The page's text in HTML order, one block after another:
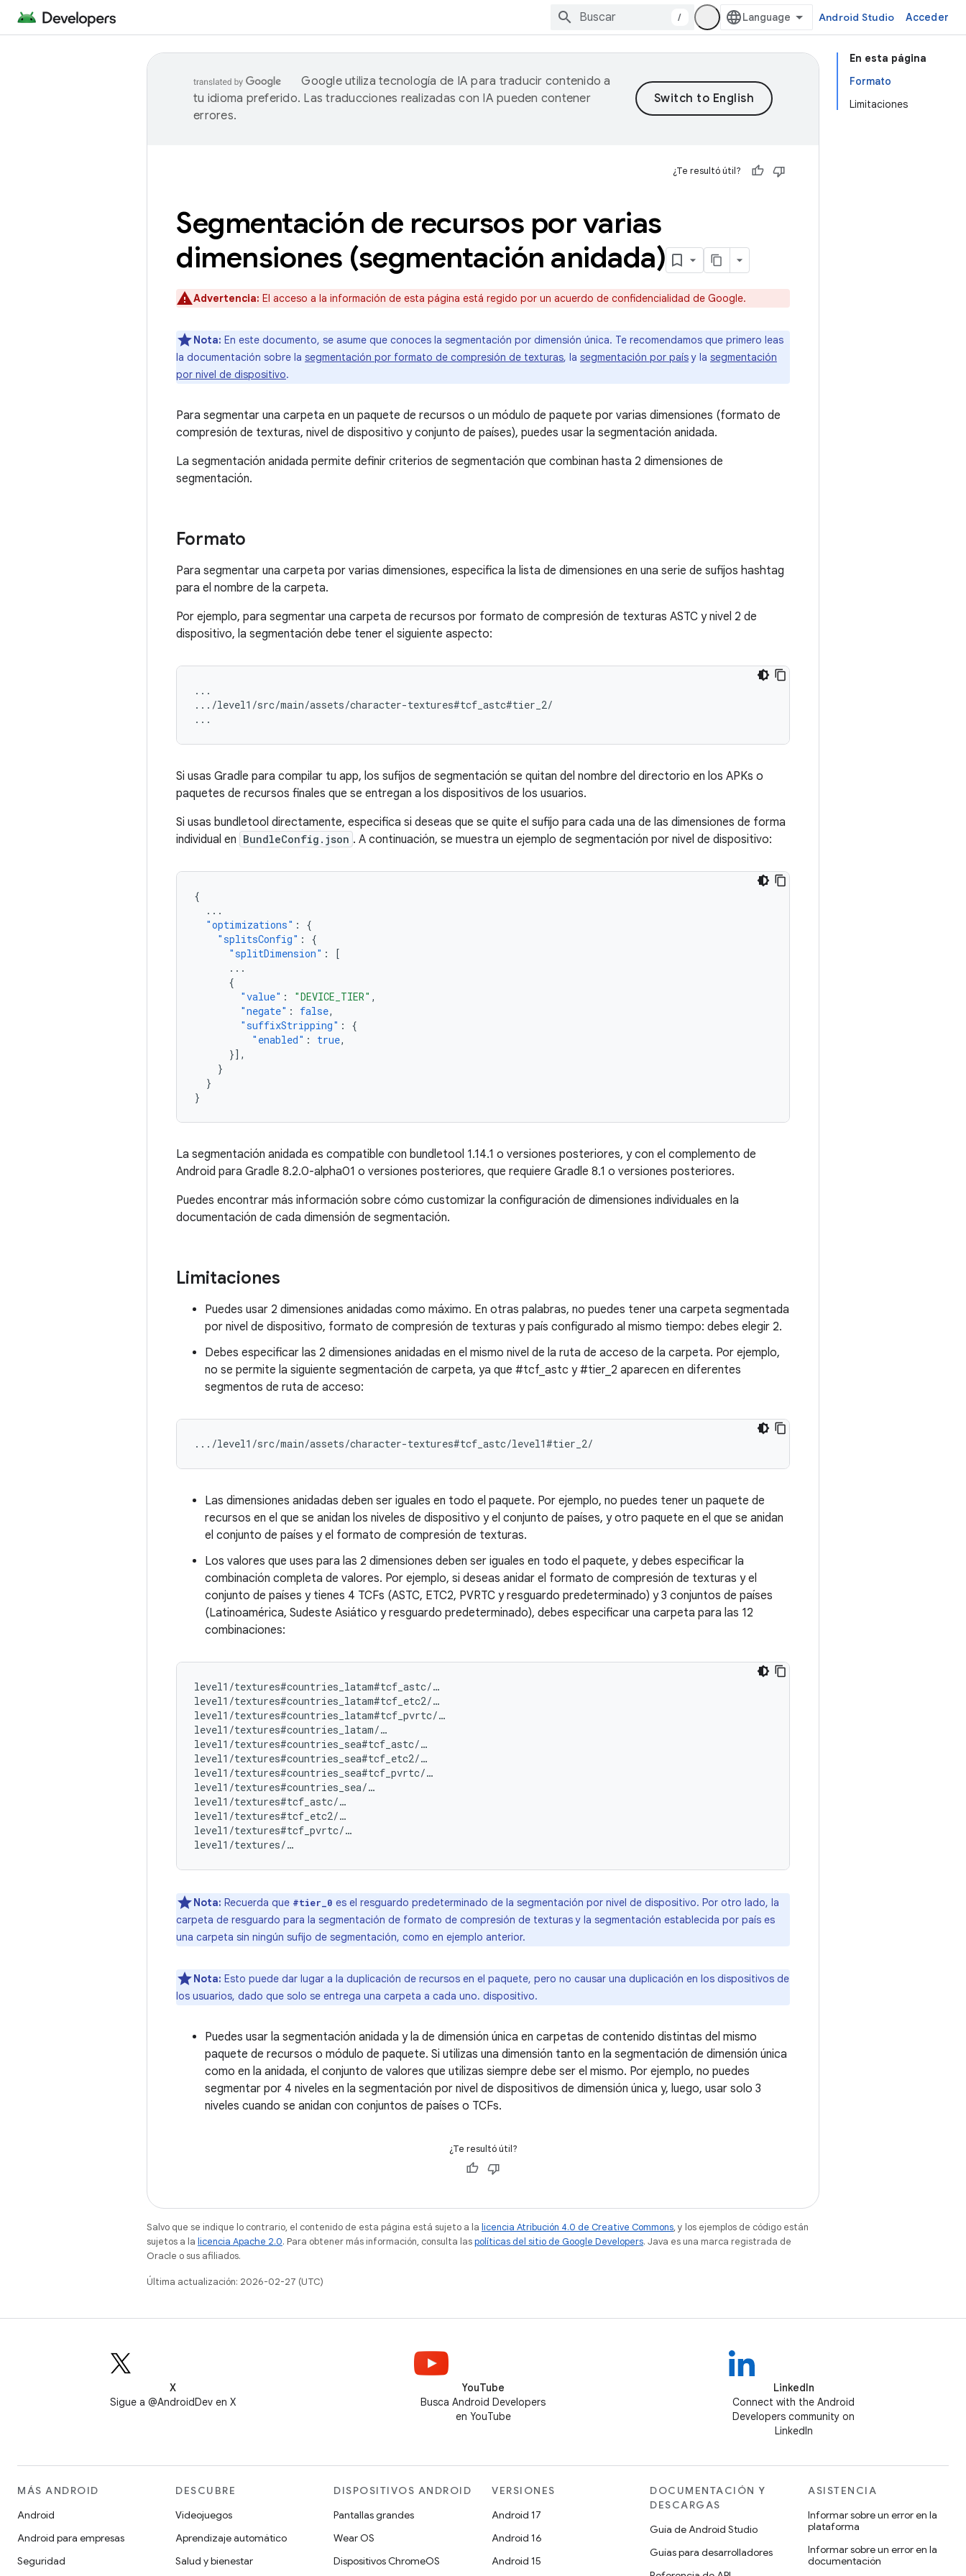
/ Android Studio Acceder
En esta página
Formato
Limitaciones
Google utiliza tecnología de IA para traducir contenido a
tu idioma preferido. Las traducciones realizadas con IA pueden contener
errores.
¿Te resultó útil?
Segmentación de recursos por varias
dimensiones (segmentación anidada)
Advertencia: El acceso a la información de esta página está regido por un acuerdo de confidencialidad de Google.
Nota: En este documento, se asume que conoces la segmentación por dimensión única. Te recomendamos que primero leas
la documentación sobre la segmentación por formato de compresión de texturas, la segmentación por paísy la segmentación
por nivel de dispositivo.
Para segmentar una carpeta en un paquete de recursos o un módulo de paquete por varias dimensiones (formato de
compresión de texturas, nivel de dispositivo y conjunto de países), puedes usar la segmentación anidada.
La segmentación anidada permite definir criterios de segmentación que combinan hasta 2 dimensiones de
segmentación.
Formato
Para segmentar una carpeta por varias dimensiones, especifica la lista de dimensiones en una serie de sufijos hashtag
para el nombre de la carpeta.
Por ejemplo, para segmentar una carpeta de recursos por formato de compresión de texturas ASTC y nivel 2 de
dispositivo, la segmentación debe tener el siguiente aspecto:
...
.../level1/src/main/assets/character-textures#tcf_astc#tier_2/
Si usas Gradle para compilar tu app, los sufijos de segmentación se quitan del nombre del directorio en los APKs o
paquetes de recursos finales que se entregan a los dispositivos de los usuarios.
Si usas bundletool directamente, especifica si deseas que se quite el sufijo para cada una de las dimensiones de forma
individual en BundleConfig.json . A continuación, se muestra un ejemplo de segmentación por nivel de dispositivo:
{
...
"optimizations" :
{
"splitsConfig" :
{
"splitDimension" :
[
...
{
"value" : "DEVICE_TIER" ,
"negate" : false,
"suffixStripping" :
{
"enabled" : true,
}],
}
}
}
La segmentación anidada es compatible con bundletool 1.14.1 o versiones posteriores, y con el complemento de
Android para Gradle 8.2.0-alpha01 o versiones posteriores, que requiere Gradle 8.1 o versiones posteriores.
Puedes encontrar más información sobre cómo customizar la configuración de dimensiones individuales en la
documentación de cada dimensión de segmentación.
Limitaciones
Puedes usar 2 dimensiones anidadas como máximo. En otras palabras, no puedes tener una carpeta segmentada
por nivel de dispositivo, formato de compresión de texturas y país configurado al mismo tiempo: debes elegir 2.
Debes especificar las 2 dimensiones anidadas en el mismo nivel de la ruta de acceso de la carpeta. Por ejemplo,
no se permite la siguiente segmentación de carpeta, ya que #tcf_astc y #tier_2 aparecen en diferentes
segmentos de ruta de acceso:
Las dimensiones anidadas deben ser iguales en todo el paquete. Por ejemplo, no puedes tener un paquete de
recursos en el que se anidan los niveles de dispositivo y el conjunto de países, y otro paquete en el que se anidan
el conjunto de países y el formato de compresión de texturas.
Los valores que uses para las 2 dimensiones deben ser iguales en todo el paquete, y debes especificar la
combinación completa de valores. Por ejemplo, si deseas anidar el formato de compresión de texturas y el
conjunto de países y tienes 4 TCFs (ASTC, ETC2, PVRTC y resguardo predeterminado) y 3 conjuntos de países
(Latinoamérica, Sudeste Asiático y resguardo predeterminado), debes especificar una carpeta para las 12
combinaciones:
level1/textures#countries_latam#tcf_astc/…
level1/textures#countries_latam#tcf_etc2/…
level1/textures#countries_latam#tcf_pvrtc/…
level1/textures#countries_latam/…
level1/textures#countries_sea#tcf_astc/…
level1/textures#countries_sea#tcf_etc2/…
level1/textures#countries_sea#tcf_pvrtc/…
level1/textures#countries_sea/…
level1/textures#tcf_astc/…
level1/textures#tcf_etc2/…
level1/textures#tcf_pvrtc/…
Nota: Recuerda que #tier_0 es el resguardo predeterminado de la segmentación por nivel de dispositivo. Por otro lado, la
carpeta de resguardo para la segmentación de formato de compresión de texturas y la segmentación establecida por país es
una carpeta sin ningún sufijo de segmentación, como en ejemplo anterior.
Nota: Esto puede dar lugar a la duplicación de recursos en el paquete, pero no causar una duplicación en los dispositivos de
los usuarios, dado que solo se entrega una carpeta a cada uno. dispositivo.
Puedes usar la segmentación anidada y la de dimensión única en carpetas de contenido distintas del mismo
paquete de recursos o módulo de paquete. Si utilizas una dimensión tanto en la segmentación de dimensión única
como en la anidada, el conjunto de valores que utilizas siempre debe ser el mismo. Por ejemplo, no puedes
segmentar por 4 niveles en la segmentación por nivel de dispositivos de dimensión única y, luego, usar solo 3
niveles cuando se anidan con conjuntos de países o TCFs.
¿Te resultó útil?
Salvo que se indique lo contrario, el contenido de esta página está sujeto a la licencia Atribución 4.0 de Creative Commons, y los ejemplos de código están
sujetos a la licencia Apache 2.0. Para obtener más información, consulta laspolíticas del sitio de Google Developers. Java es una marca registrada de
Oracle o sus afiliados.
Última actualización: 2026-02-27 (UTC)
X
Sigue a @AndroidDev en X
YouTube
Busca Android Developers
en YouTube
LinkedIn
Connect with the Android
Developers community on
LinkedIn
MÁS ANDROID
Android
Android para empresas
Seguridad
DESCUBRE
Videojuegos
Aprendizaje automático
Salud y bienestar
DISPOSITIVOS ANDROID
Pantallas grandes
Wear OS
Dispositivos ChromeOS
VERSIONES
Android 17
Android 16
Android 15
DOCUMENTACIÓN Y
DESCARGAS
Guía de Android Studio
Guías para desarrolladores
ASISTENCIA
Informar sobre un error en la
plataforma
Informar sobre un error en la
documentación